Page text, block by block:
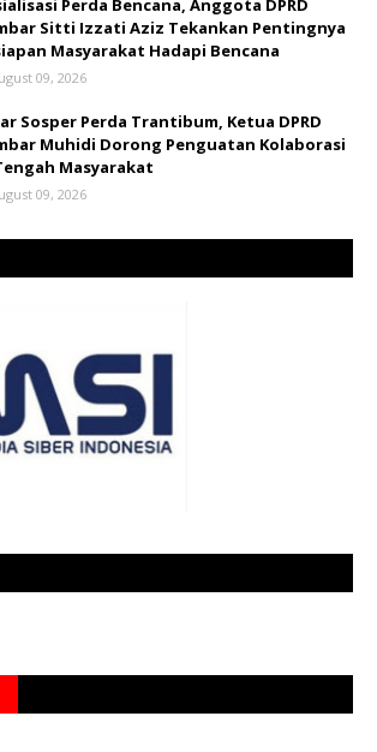
Perda Bencana, Anggota DPRD
Sitti Izzati Aziz Tekankan Pentingnya
Masyarakat Hadapi Bencana
09, 2026
Sosper Perda Trantibum, Ketua DPRD
Muhidi Dorong Penguatan Kolaborasi
Masyarakat
09, 2026